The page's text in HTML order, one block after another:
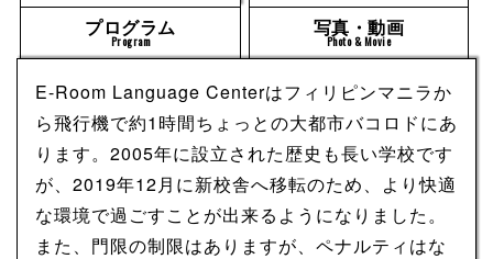
プログラム
Program
写真・動画
Photo & Movie
E-Room Language Centerはフィリピンマニラか
ら飛行機で約1時間ちょっとの大都市バコロドにあ
ります。2005年に設立された歴史も長い学校です
が、2019年12月に新校舎へ移転のため、より快適
な環境で過ごすことが出来るようになりました。
また、門限の制限はありますが、ペナルティはな